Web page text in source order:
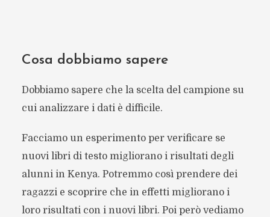
Cosa dobbiamo sapere
Dobbiamo sapere che la scelta del campione su
cui analizzare i dati è difficile.
Facciamo un esperimento per verificare se
nuovi libri di testo migliorano i risultati degli
alunni in Kenya. Potremmo così prendere dei
ragazzi e scoprire che in effetti migliorano i
loro risultati con i nuovi libri. Poi però vediamo